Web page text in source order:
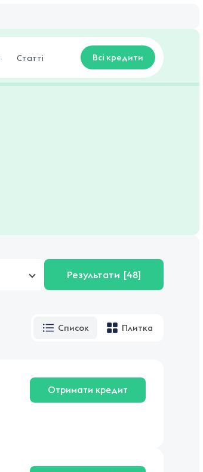
Статті Всі кредити
Результати [48]
Список Плитка
Отримати кредит